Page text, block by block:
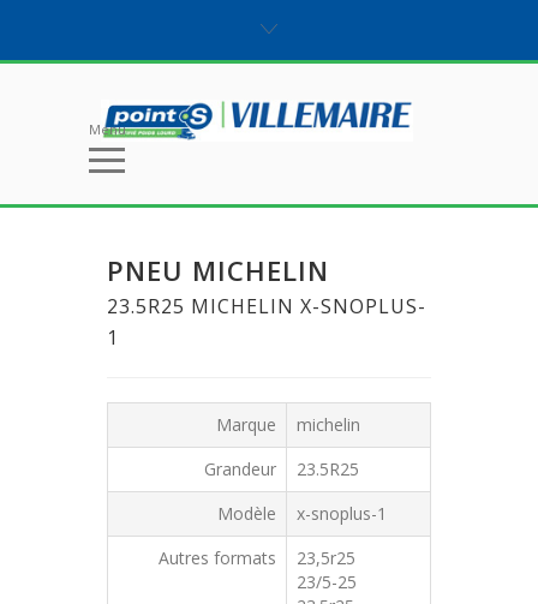
Menu
PNEU MICHELIN
23.5R25 MICHELIN X-SNOPLUS-
1
Marque
michelin
Grandeur
23.5R25
Modèle
x-snoplus-1
Autres formats
23,5r25
23/5-25